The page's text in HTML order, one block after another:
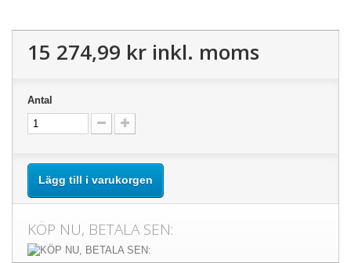
15 274,99 kr inkl. moms
Antal
Lägg till i varukorgen
KÖP NU, BETALA SEN: